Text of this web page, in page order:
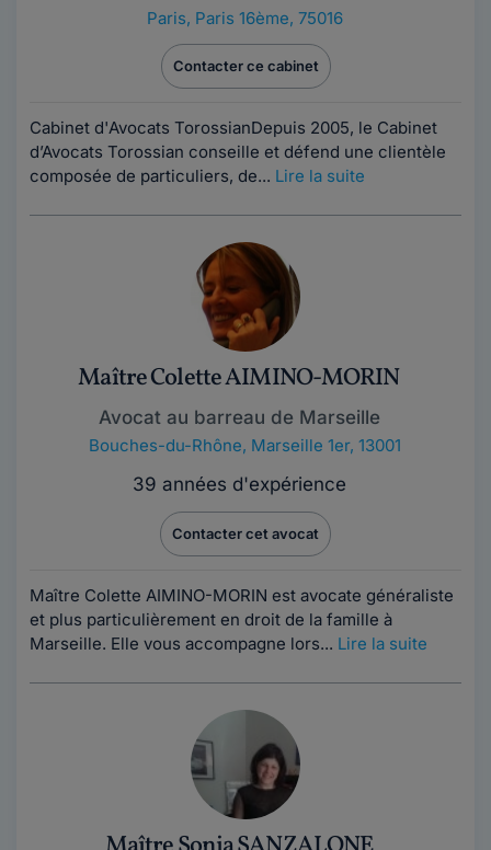
Paris, Paris 16ème, 75016
Contacter ce cabinet
Cabinet d'Avocats TorossianDepuis 2005, le Cabinet
d’Avocats Torossian conseille et défend une clientèle
composée de particuliers, de... Lire la suite
Maître Colette AIMINO-MORIN
Avocat au barreau de Marseille
Bouches-du-Rhône, Marseille 1er, 13001
39 années d'expérience
Contacter cet avocat
Maître Colette AIMINO-MORIN est avocate généraliste
et plus particulièrement en droit de la famille à
Marseille. Elle vous accompagne lors... Lire la suite